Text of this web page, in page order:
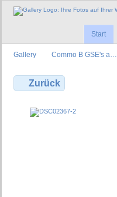
Start
Gallery Commo B GSE's a…
Zurück